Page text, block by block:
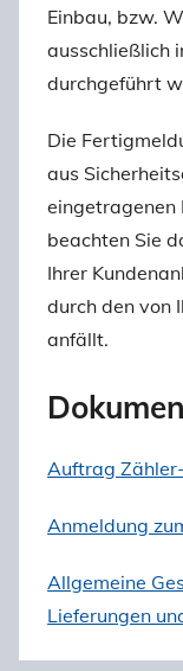
Einbau, bzw.
ausschließlich
durchgeführt
Die
aus
eingetragenen
beachten Sie
Ihrer
durch den von
anfällt.
Auftrag
Anmeldung
Allgemeine
Lieferungen